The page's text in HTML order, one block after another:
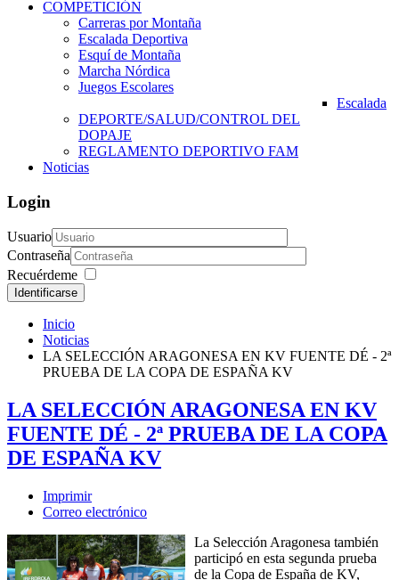
COMPETICIÓN
Carreras por Montaña
Escalada Deportiva
Esquí de Montaña
Marcha Nórdica
Juegos Escolares
Escalada
DEPORTE/SALUD/CONTROL DEL
DOPAJE
REGLAMENTO DEPORTIVO FAM
Noticias
Login
Usuario
Contraseña
Recuérdeme
Identificarse
Inicio
Noticias
LA SELECCIÓN ARAGONESA EN KV FUENTE DÉ - 2ª
PRUEBA DE LA COPA DE ESPAÑA KV
LA SELECCIÓN ARAGONESA EN KV
FUENTE DÉ - 2ª PRUEBA DE LA COPA
DE ESPAÑA KV
Imprimir
Correo electrónico
La Selección Aragonesa también
participó en esta segunda prueba
de la Copa de España de KV,